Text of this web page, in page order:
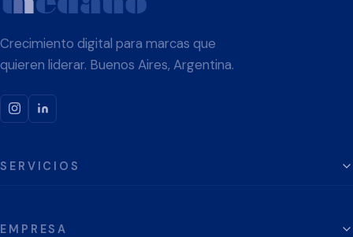
Crecimiento digital para marcas que
quieren liderar. Buenos Aires, Argentina.
SERVICIOS
EMPRESA